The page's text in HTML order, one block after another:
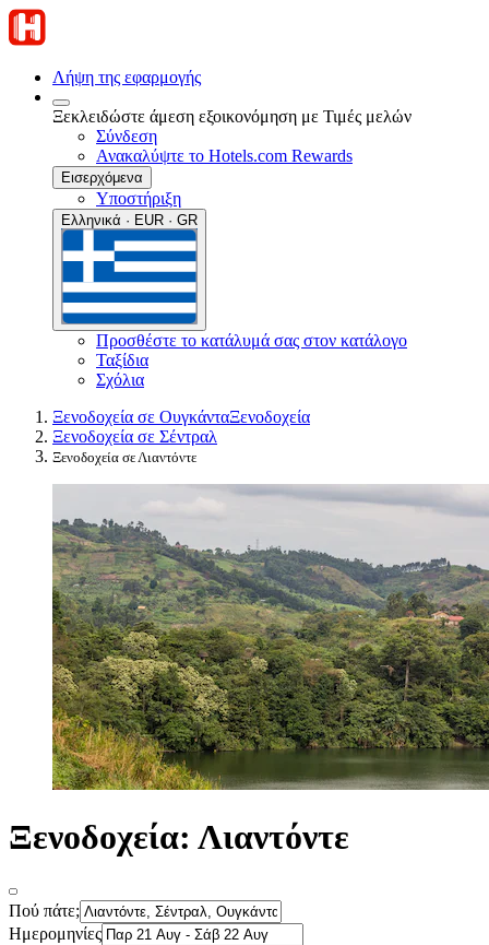
Λήψη της εφαρμογής
Ξεκλειδώστε άμεση εξοικονόμηση με Τιμές μελών
Σύνδεση
Ανακαλύψτε το Hotels.com Rewards
Εισερχόμενα
Υποστήριξη
Ελληνικά · EUR · GR
Προσθέστε το κατάλυμά σας στον κατάλογο
Ταξίδια
Σχόλια
Ξενοδοχεία σε ΟυγκάνταΞενοδοχεία
Ξενοδοχεία σε Σέντραλ
Ξενοδοχεία σε Λιαντόντε
Ξενοδοχεία: Λιαντόντε
Πού πάτε;
Ημερομηνίες